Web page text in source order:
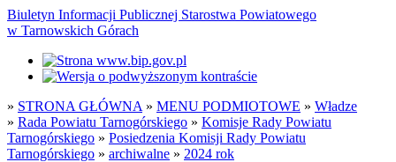
Biuletyn Informacji Publicznej Starostwa Powiatowego
w Tarnowskich Górach
» STRONA GŁÓWNA » MENU PODMIOTOWE » Władze
» Rada Powiatu Tarnogórskiego » Komisje Rady Powiatu
Tarnogórskiego » Posiedzenia Komisji Rady Powiatu
Tarnogórskiego » archiwalne » 2024 rok